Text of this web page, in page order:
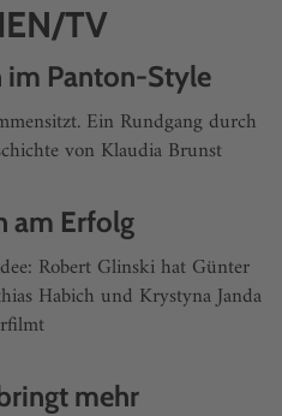
TV
im Panton-Style
Ein Rundgang durch
von Klaudia Brunst
am Erfolg
Robert Glinski hat Günter
Habich und Krystyna Janda
mehr